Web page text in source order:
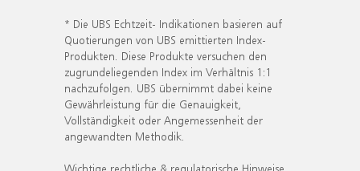
* Die UBS Echtzeit- Indikationen basieren auf
Quotierungen von UBS emittierten Index-
Produkten. Diese Produkte versuchen den
zugrundeliegenden Index im Verhältnis 1:1
nachzufolgen. UBS übernimmt dabei keine
Gewährleistung für die Genauigkeit,
Vollständigkeit oder Angemessenheit der
angewandten Methodik.